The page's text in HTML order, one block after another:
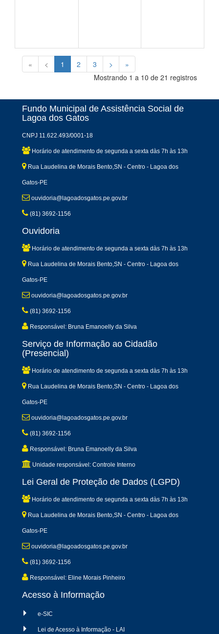
« < 1 2 3 >
»
Mostrando 1 a 10 de 21 registros
Fundo Municipal de Assistência Social de
Lagoa dos Gatos
CNPJ 11.622.493/0001-18
Horário de atendimento de segunda a sexta dàs 7h às 13h
Rua Laudelina de Morais Bento,SN - Centro - Lagoa dos
Gatos-PE
ouvidoria@lagoadosgatos.pe.gov.br
(81) 3692-1156
Ouvidoria
Horário de atendimento de segunda a sexta dàs 7h às 13h
Rua Laudelina de Morais Bento,SN - Centro - Lagoa dos
Gatos-PE
ouvidoria@lagoadosgatos.pe.gov.br
(81) 3692-1156
Responsável: Bruna Emanoelly da Silva
Serviço de Informação ao Cidadão
(Presencial)
Horário de atendimento de segunda a sexta dàs 7h às 13h
Rua Laudelina de Morais Bento,SN - Centro - Lagoa dos
Gatos-PE
ouvidoria@lagoadosgatos.pe.gov.br
(81) 3692-1156
Responsável: Bruna Emanoelly da Silva
Unidade responsável: Controle Interno
Lei Geral de Proteção de Dados (LGPD)
Horário de atendimento de segunda a sexta dàs 7h às 13h
Rua Laudelina de Morais Bento,SN - Centro - Lagoa dos
Gatos-PE
ouvidoria@lagoadosgatos.pe.gov.br
(81) 3692-1156
Responsável: Eline Morais Pinheiro
Acesso à Informação
e-SIC
Lei de Acesso à Informação - LAI